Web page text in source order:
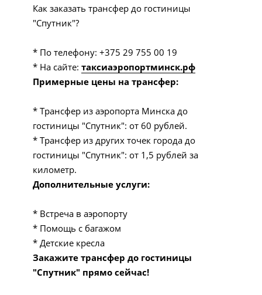
Как заказать трансфер до гостиницы
"Спутник"?
* По телефону: +375 29 755 00 19
* На сайте: таксиаэропортминск.рф
Примерные цены на трансфер:
* Трансфер из аэропорта Минска до
гостиницы "Спутник": от 60 рублей.
* Трансфер из других точек города до
гостиницы "Спутник": от 1,5 рублей за
километр.
Дополнительные услуги:
* Встреча в аэропорту
* Помощь с багажом
* Детские кресла
Закажите трансфер до гостиницы
"Спутник" прямо сейчас!